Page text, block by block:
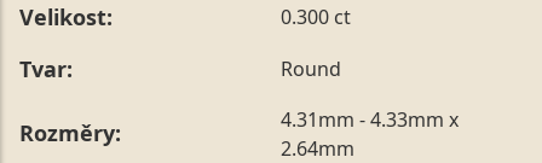
Velikost: 0.300 ct
Tvar: Round
Rozměry:
4.31mm - 4.33mm x
2.64mm